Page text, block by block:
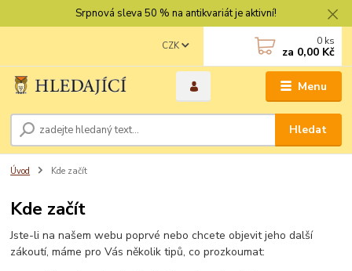
Srpnová sleva 50 % na antikvariát je aktivní!
Menu
CZK
Hledat
0 ks
za 0,00 Kč
Úvod Kde začít
Kde začít
Jste-li na našem webu poprvé nebo chcete objevit jeho další
zákoutí, máme pro Vás několik tipů, co prozkoumat: